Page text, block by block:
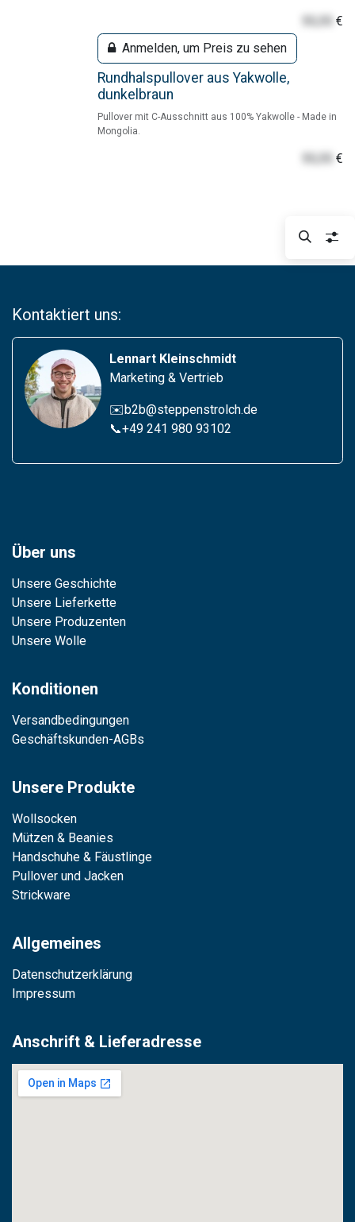
€
Anmelden, um Preis zu sehen
Rundhalspullover aus Yakwolle,
dunkelbraun
Pullover mit C-Ausschnitt aus 100% Yakwolle - Made in
Mongolia.
€
Kontaktiert uns:
Lennart Kleinschmidt
Marketing & Vertrieb
✉️b2b@steppenstrolch.de
📞+49 241 980 93102
Über uns
Unsere Geschichte
Unsere Lieferkette
Unsere Produzenten
Unsere Wolle
Konditionen
Versandbedingungen
Geschäftskunden-AGBs
Unsere Produkte
Wollsocken
Mützen & Beanies
Handschuhe & Fäustlinge
Pullover und Jacken
Strickware
Allgemeines
Datenschutzerklärung
Impressum
Anschrift & Lieferadresse